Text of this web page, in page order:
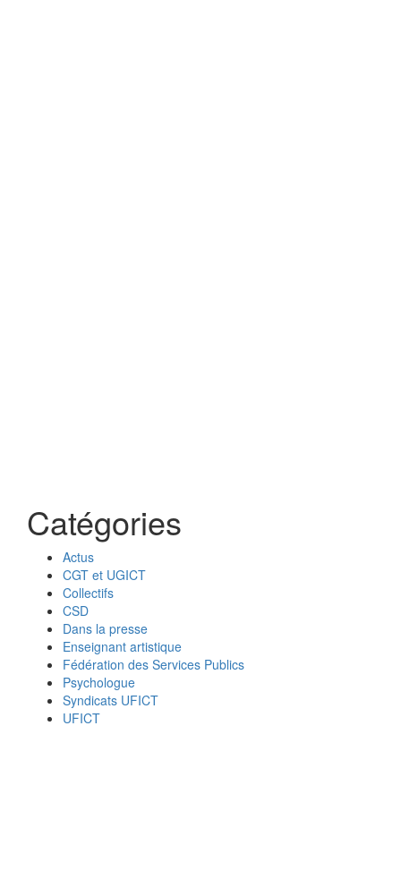
Catégories
Actus
CGT et UGICT
Collectifs
CSD
Dans la presse
Enseignant artistique
Fédération des Services Publics
Psychologue
Syndicats UFICT
UFICT